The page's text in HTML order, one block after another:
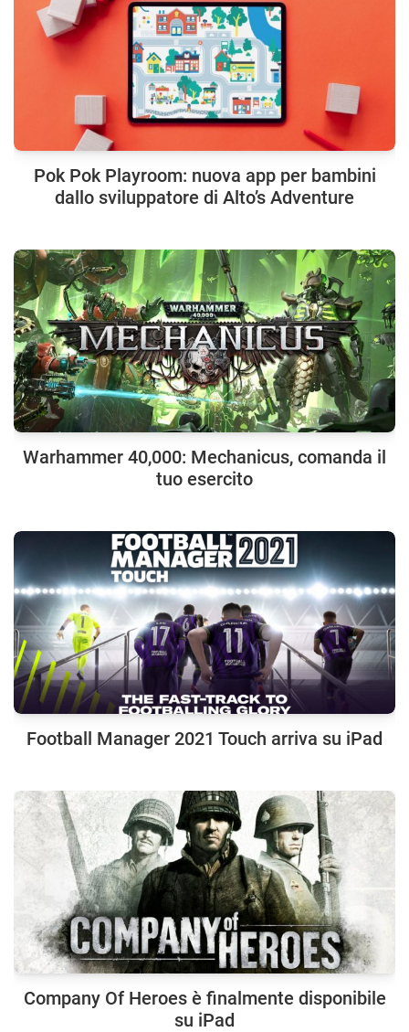
Pok Pok Playroom: nuova app per bambini
dallo sviluppatore di Alto’s Adventure
Warhammer 40,000: Mechanicus, comanda il
tuo esercito
Football Manager 2021 Touch arriva su iPad
Company Of Heroes è finalmente disponibile
su iPad